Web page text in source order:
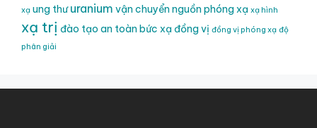
xạ ung thư uranium vận chuyển nguồn phóng xạ xạ hình
xạ trị đào tạo an toàn bức xạ đồng vị đồng vị phóng xạ độ
phân giải